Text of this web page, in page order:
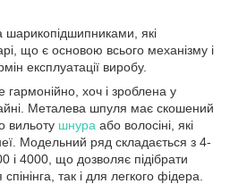
які
що є основою всього механізму і
експлуатації виробу.
хоч і зроблена у
Металева шпуля має скошений
вильоту шнура або волосіні, які
Модельний ряд складається з 4-
і 4000, що дозволяє підібрати
так і для легкого фідера.